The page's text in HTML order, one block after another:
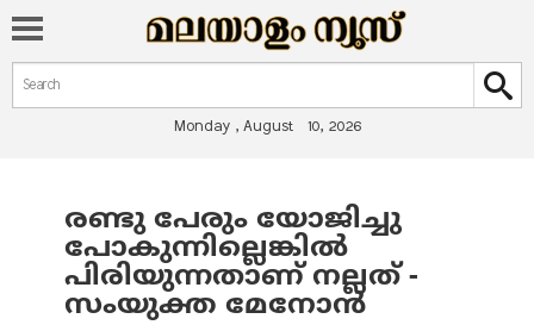
Search form
Search
Monday , August 10, 2026
You are here
രണ്ടു പേരും യോജിച്ചു
പോകുന്നില്ലെങ്കില്‍
പിരിയുന്നതാണ് നല്ലത് -
സംയുക്ത മേനോന്‍